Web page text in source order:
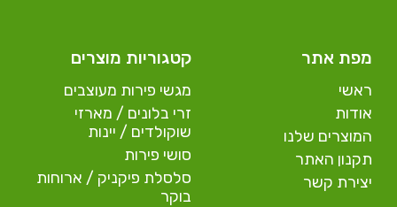
מפת אתר
ראשי
אודות
המוצרים שלנו
תקנון האתר
יצירת קשר
קטגוריות מוצרים
מגשי פירות מעוצבים
זרי בלונים / מארזי
שוקולדים / יינות
סושי פירות
סלסלת פיקניק / ארוחות
בוקר